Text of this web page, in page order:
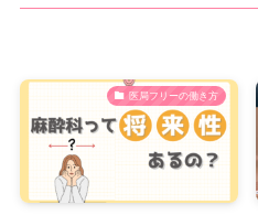
医局フリーの働き方